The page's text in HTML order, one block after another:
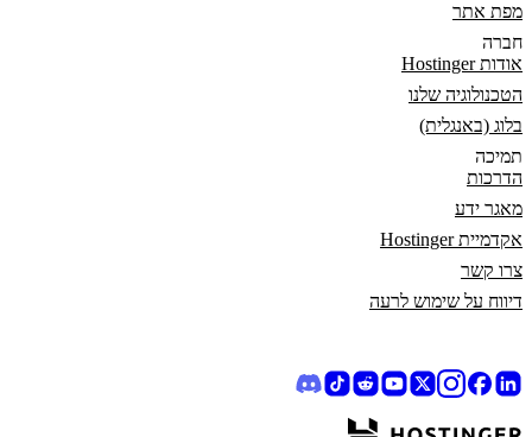
מפת אתר
חברה
אודות Hostinger
הטכנולוגיה שלנו
בלוג (באנגלית)
תמיכה
הדרכות
מאגר ידע
אקדמיית Hostinger
צרו קשר
דיווח על שימוש לרעה